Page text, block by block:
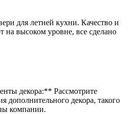
для летней кухни. Качество и
на высоком уровне, все сделано
декора:** Рассмотрите
дополнительного декора, такого
компании.